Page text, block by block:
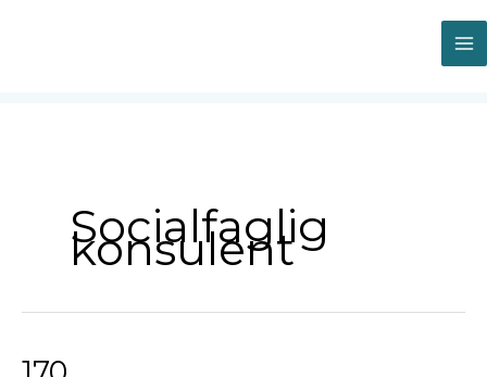
Socialfaglig
konsulent
170